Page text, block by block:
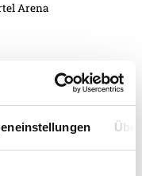
Arena
Ried